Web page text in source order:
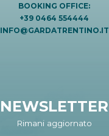
BOOKING OFFICE:
+39 0464 554444
INFO@GARDATRENTINO.IT
NEWSLETTER
Rimani aggiornato